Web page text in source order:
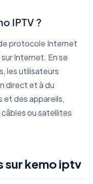
IPTV ?
protocole Internet
Internet. En se
les utilisateurs
direct et à du
et des appareils,
ou satellites
sur kemo iptv